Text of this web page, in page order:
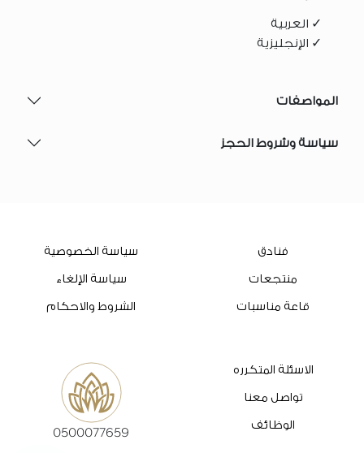
✓ العربية
✓ الإنجليزية
المواصفات
سياسة وشروط الحجز
فنادق
منتجعات
قاعة مناسبات
سياسة الخصوصية
سياسة الإلغاء
الشروط والاحكام
الاسئلة المتكرره
تواصل معنا
الوظائف 0500077659